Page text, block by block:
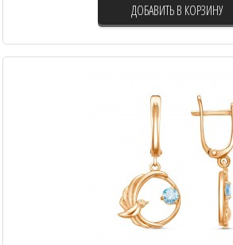
ДОБАВИТЬ В КОРЗИНУ